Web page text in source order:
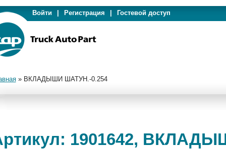
Войти Регистрация Гостевой доступ
» ВКЛАДЫШИ ШАТУН.-0.254
1901642,